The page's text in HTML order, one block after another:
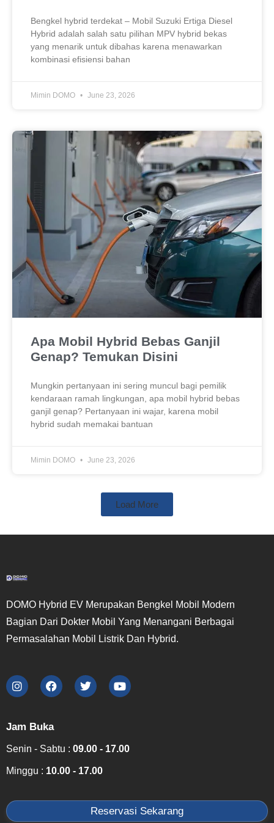
Bengkel hybrid terdekat – Mobil Suzuki Ertiga Diesel
Hybrid adalah salah satu pilihan MPV hybrid bekas
yang menarik untuk dibahas karena menawarkan
kombinasi efisiensi bahan
Mimin DOMO June 23, 2026
Apa Mobil Hybrid Bebas Ganjil
Genap? Temukan Disini
Mungkin pertanyaan ini sering muncul bagi pemilik
kendaraan ramah lingkungan, apa mobil hybrid bebas
ganjil genap? Pertanyaan ini wajar, karena mobil
hybrid sudah memakai bantuan
Mimin DOMO June 23, 2026
Load More
DOMO Hybrid EV Merupakan Bengkel Mobil Modern
Bagian Dari Dokter Mobil Yang Menangani Berbagai
Permasalahan Mobil Listrik Dan Hybrid.
Jam Buka
Senin - Sabtu : 09.00 - 17.00
Minggu : 10.00 - 17.00
Reservasi Sekarang